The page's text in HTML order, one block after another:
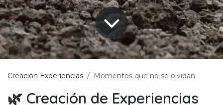
Creación Experiencias Momentos que no se olvidan
🌿 Creación de Experiencias